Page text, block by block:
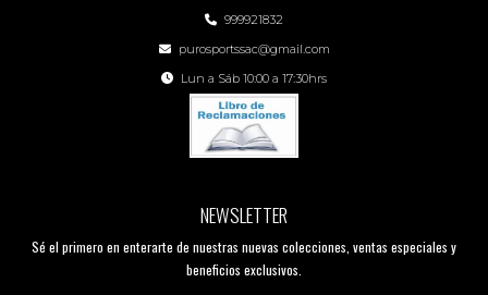
999921832
purosportssac@gmail.com
Lun a Sáb 10:00 a 17:30hrs
NEWSLETTER
Sé el primero en enterarte de nuestras nuevas colecciones, ventas especiales y
beneficios exclusivos.